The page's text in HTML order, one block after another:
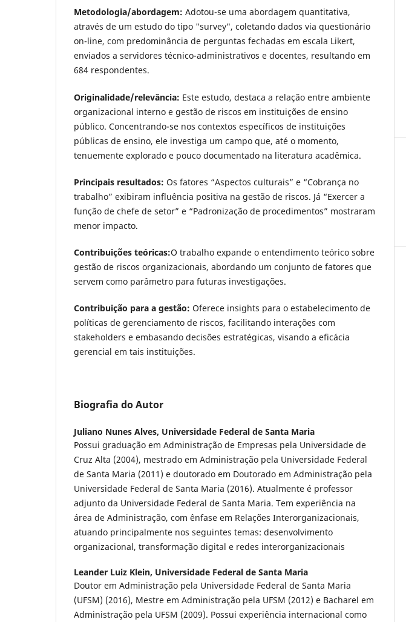
Metodologia/abordagem: Adotou-se uma abordagem quantitativa,
através de um estudo do tipo "survey", coletando dados via questionário
on-line, com predominância de perguntas fechadas em escala Likert,
enviados a servidores técnico-administrativos e docentes, resultando em
684 respondentes.
Originalidade/relevância: Este estudo, destaca a relação entre ambiente
organizacional interno e gestão de riscos em instituições de ensino
público. Concentrando-se nos contextos específicos de instituições
públicas de ensino, ele investiga um campo que, até o momento,
tenuemente explorado e pouco documentado na literatura acadêmica.
Principais resultados: Os fatores “Aspectos culturais” e “Cobrança no
trabalho” exibiram influência positiva na gestão de riscos. Já “Exercer a
função de chefe de setor” e “Padronização de procedimentos” mostraram
menor impacto.
Contribuições teóricas:O trabalho expande o entendimento teórico sobre
gestão de riscos organizacionais, abordando um conjunto de fatores que
servem como parâmetro para futuras investigações.
Contribuição para a gestão: Oferece insights para o estabelecimento de
políticas de gerenciamento de riscos, facilitando interações com
stakeholders e embasando decisões estratégicas, visando a eficácia
gerencial em tais instituições.
Biografia do Autor
Juliano Nunes Alves, Universidade Federal de Santa Maria
Possui graduação em Administração de Empresas pela Universidade de
Cruz Alta (2004), mestrado em Administração pela Universidade Federal
de Santa Maria (2011) e doutorado em Doutorado em Administração pela
Universidade Federal de Santa Maria (2016). Atualmente é professor
adjunto da Universidade Federal de Santa Maria. Tem experiência na
área de Administração, com ênfase em Relações Interorganizacionais,
atuando principalmente nos seguintes temas: desenvolvimento
organizacional, transformação digital e redes interorganizacionais
Leander Luiz Klein, Universidade Federal de Santa Maria
Doutor em Administração pela Universidade Federal de Santa Maria
(UFSM) (2016), Mestre em Administração pela UFSM (2012) e Bacharel em
Administração pela UFSM (2009). Possui experiência internacional como